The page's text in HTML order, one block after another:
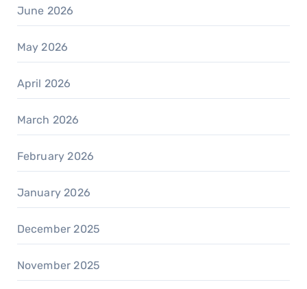
June 2026
May 2026
April 2026
March 2026
February 2026
January 2026
December 2025
November 2025